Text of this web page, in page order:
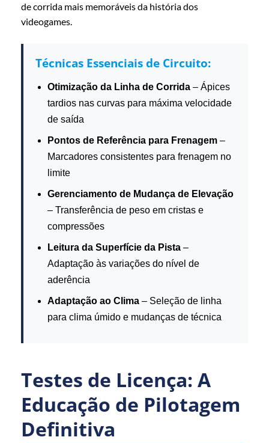
de corrida mais memoráveis da história dos
videogames.
Técnicas Essenciais de Circuito:
Otimização da Linha de Corrida – Ápices
tardios nas curvas para máxima velocidade
de saída
Pontos de Referência para Frenagem –
Marcadores consistentes para frenagem no
limite
Gerenciamento de Mudança de Elevação
– Transferência de peso em cristas e
compressões
Leitura da Superfície da Pista –
Adaptação às variações do nível de
aderência
Adaptação ao Clima – Seleção de linha
para clima úmido e mudanças de técnica
Testes de Licença: A
Educação de Pilotagem
Definitiva